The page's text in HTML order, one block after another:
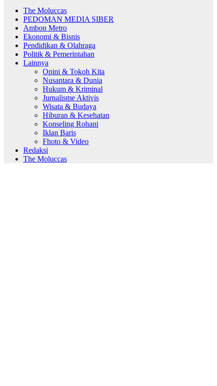
The Moluccas
PEDOMAN MEDIA SIBER
Ambon Metro
Ekonomi & Bisnis
Pendidikan & Olahraga
Politik & Pemerintahan
Lainnya
Opini & Tokoh Kita
Nusantara & Dunia
Hukum & Kriminal
Jurnalisme Aktivis
Wisata & Budaya
Hiburan & Kesehatan
Konseling Rohani
Iklan Baris
Fhoto & Video
Redaksi
The Moluccas